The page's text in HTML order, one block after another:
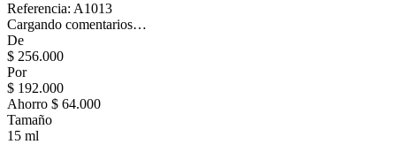
Referencia: A1013
Cargando comentarios…
De
$ 256.000
Por
$ 192.000
Ahorro $ 64.000
Tamaño
15 ml